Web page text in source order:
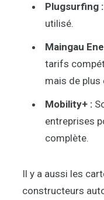
Plugsurfing :
utilisé.
Maingau
tarifs
mais de plus
Mobility+ :
entreprises
complète.
Il y a aussi les
constructeurs